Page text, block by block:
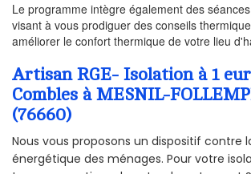
Le programme intègre également des
visant à vous prodiguer des conseils
améliorer le confort thermique de votre lieu
Artisan RGE- Isolation à 1
Combles à MESNIL-
(76660)
Nous vous proposons un dispositif contre
énergétique des ménages. Pour votre